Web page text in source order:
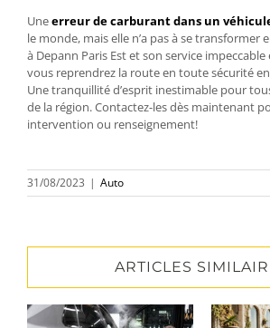
Uneerreur de carburant dans un
le monde, mais elle n’a pas à se transformer
à Depann Paris Estet son service impeccable
vous reprendrez la route en toute sécurité
Une tranquillité d’esprit inestimable pour
de la région. Contactez-les dès maintenant
intervention ou renseignement!
31/08/2023 | Auto
ARTICLES